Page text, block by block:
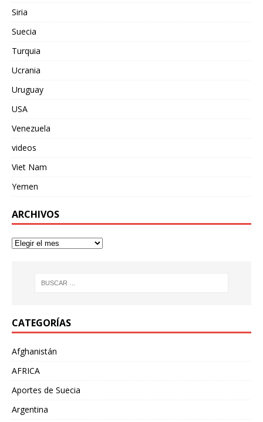
Siria
Suecia
Turquia
Ucrania
Uruguay
USA
Venezuela
videos
Viet Nam
Yemen
ARCHIVOS
CATEGORÍAS
Afghanistán
AFRICA
Aportes de Suecia
Argentina